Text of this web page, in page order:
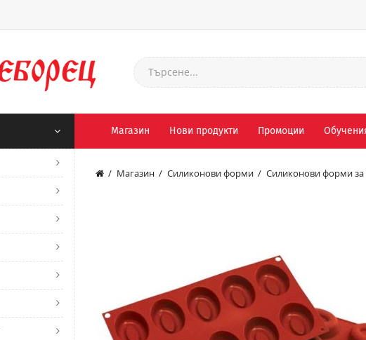
Магазин Нови продукти Промоции
Магазин Силиконови форми Силиконови форми за